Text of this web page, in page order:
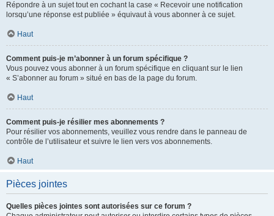
Répondre à un sujet tout en cochant la case « Recevoir une notification
lorsqu’une réponse est publiée » équivaut à vous abonner à ce sujet.
Haut
Comment puis-je m’abonner à un forum spécifique ?
Vous pouvez vous abonner à un forum spécifique en cliquant sur le lien
« S’abonner au forum » situé en bas de la page du forum.
Haut
Comment puis-je résilier mes abonnements ?
Pour résilier vos abonnements, veuillez vous rendre dans le panneau de
contrôle de l’utilisateur et suivre le lien vers vos abonnements.
Haut
Pièces jointes
Quelles pièces jointes sont autorisées sur ce forum ?